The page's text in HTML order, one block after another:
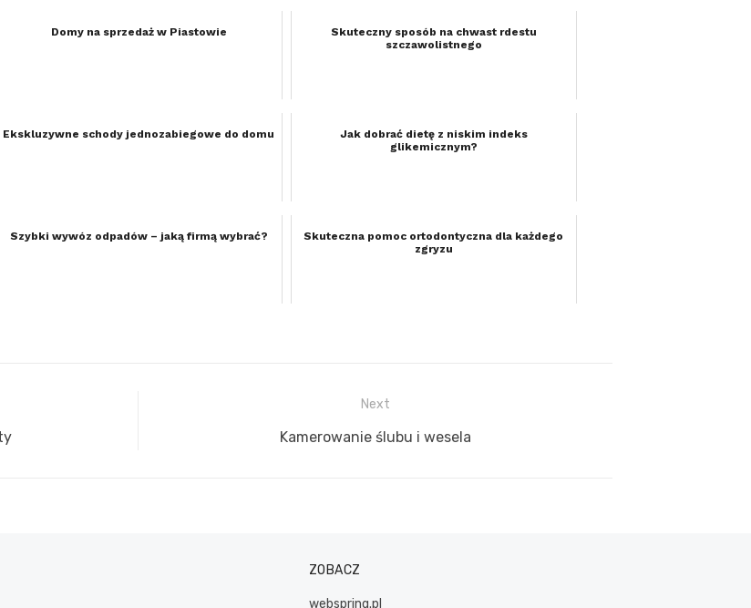
Domy na sprzedaż w Piastowie
Skuteczny sposób na chwast rdestu
szczawolistnego
Ekskluzywne schody jednozabiegowe do domu
Jak dobrać dietę z niskim indeks
glikemicznym?
Szybki wywóz odpadów – jaką firmą wybrać?
Skuteczna pomoc ortodontyczna dla każdego
zgryzu
Next
Next
Kamerowanie ślubu i wesela
ZOBACZ
webspring.pl